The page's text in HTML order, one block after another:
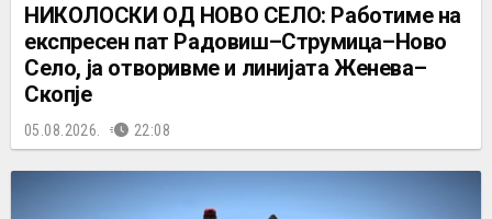
НИКОЛОСКИ ОД НОВО СЕЛО: Работиме на
експресен пат Радовиш–Струмица–Ново
Село, ја отворивме и линијата Женева–
Скопје
05.08.2026. 22:08